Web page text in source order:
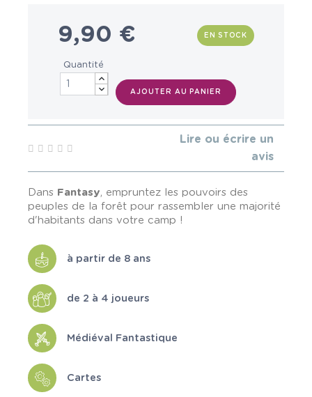
9,90 € EN STOCK
Quantité
AJOUTER AU PANIER
Lire ou écrire un
avis
Dans Fantasy, empruntez les pouvoirs des
peuples de la forêt pour rassembler une majorité
d'habitants dans votre camp !
à partir de 8 ans
de 2 à 4 joueurs
Médiéval Fantastique
Cartes